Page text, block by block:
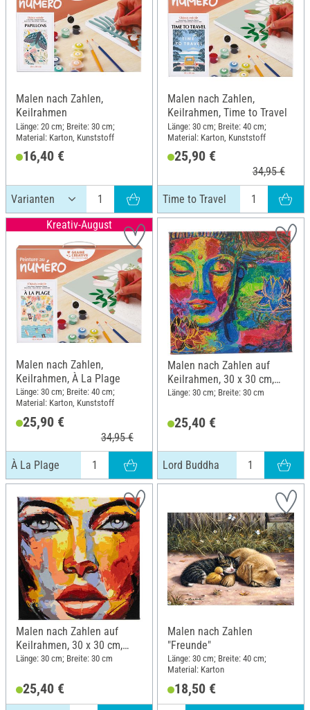
Malen nach Zahlen,
Keilrahmen
Länge: 20 cm; Breite: 30 cm;
Material: Karton, Kunststoff
16,40 €
Malen nach Zahlen,
Keilrahmen, Time to Travel
Länge: 30 cm; Breite: 40 cm;
Material: Karton, Kunststoff
25,90 €
34,95 €
Time to Travel
Kreativ-August
Malen nach Zahlen,
Keilrahmen, À La Plage
Länge: 30 cm; Breite: 40 cm;
Material: Karton, Kunststoff
25,90 €
34,95 €
À La Plage
Malen nach Zahlen auf
Keilrahmen, 30 x 30 cm,
Lord Buddha
Länge: 30 cm; Breite: 30 cm
25,40 €
Lord Buddha
Malen nach Zahlen auf
Keilrahmen, 30 x 30 cm,
Belief
Länge: 30 cm; Breite: 30 cm
25,40 €
Malen nach Zahlen
"Freunde"
Länge: 30 cm; Breite: 40 cm;
Material: Karton
18,50 €